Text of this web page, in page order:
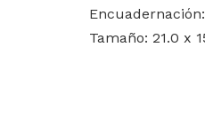
Tamaño: 21.0 x